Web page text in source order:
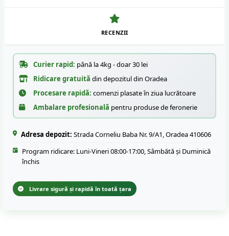
RECENZII
Curier rapid: până la 4kg - doar 30 lei
Ridicare gratuită din depozitul din Oradea
Procesare rapidă: comenzi plasate în ziua lucrătoare
Ambalare profesională pentru produse de feronerie
Adresa depozit: Strada Corneliu Baba Nr. 9/A1, Oradea 410606
Program ridicare: Luni-Vineri 08:00-17:00, Sâmbătă și Duminică
închis
Livrare sigură și rapidă în toată țara